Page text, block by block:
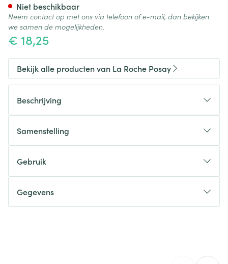
€ 18,25
Niet beschikbaar
Neem contact op met ons via telefoon of e-mail, dan bekijken
we samen de mogelijkheden.
Bekijk alle producten van La Roche Posay
Beschrijving
Samenstelling
Gebruik
Gegevens